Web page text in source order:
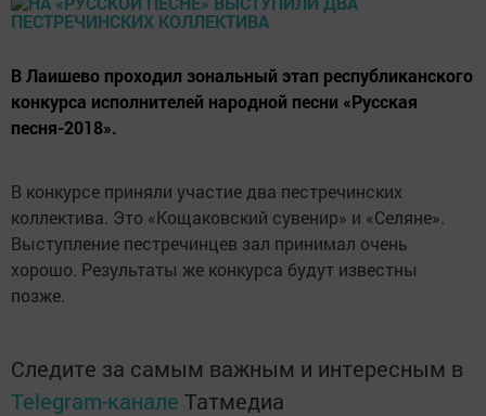
В Лаишево проходил зональный этап республиканского
конкурса исполнителей народной песни «Русская
песня-2018».
В конкурсе приняли участие два пестречинских
коллектива. Это «Кощаковский сувенир» и «Селяне».
Выступление пестречинцев зал принимал очень
хорошо. Результаты же конкурса будут известны
позже.
Следите за самым важным и интересным в
Telegram-канале Татмедиа